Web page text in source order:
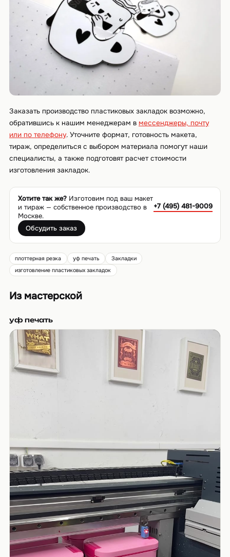
Заказать производство пластиковых закладок возможно,
обратившись к нашим менеджерам в мессенджеры, почту
или по телефону. Уточните формат, готовность макета,
тираж, определиться с выбором материала помогут наши
специалисты, а также подготовят расчет стоимости
изготовления закладок.
Хотите так же?Изготовим под ваш макет
и тираж — собственное производство в
Москве.
+7 (495) 481-9009
Обсудить заказ
плоттерная резка уф печать
Закладки
изготовление пластиковых закладок
Из мастерской
уф печать